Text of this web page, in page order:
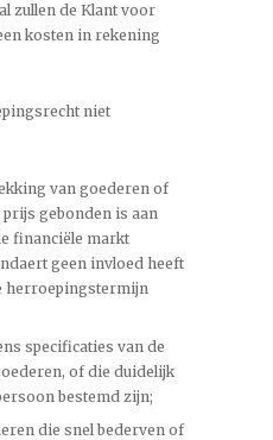
zullen de Klant voor
kosten in rekening
niet
van goederen of
gebonden is aan
financiële markt
geen invloed heeft
herroepingstermijn
specificaties van de
of die duidelijk
bestemd zijn;
die snel bederven of